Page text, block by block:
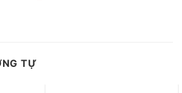
TỰ